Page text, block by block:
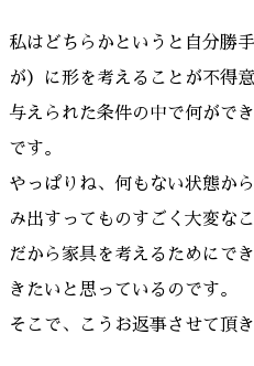
私はどちらかというと自分勝
が）に形を考えることが不得
与えられた条件の中で何がで
です。
やっぱりね、何もない状態か
み出すってものすごく大変な
だから家具を考えるためにで
きたいと思っているのです。
そこで、こうお返事させて頂き